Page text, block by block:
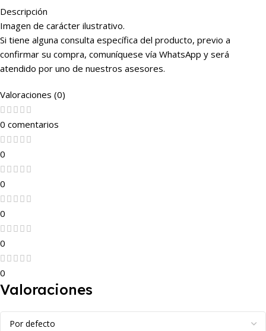
Descripción
Imagen de carácter ilustrativo.
Si tiene alguna consulta específica del producto, previo a
confirmar su compra, comuníquese vía WhatsApp y será
atendido por uno de nuestros asesores.
Valoraciones (0)
0 comentarios
0
0
0
0
0
Valoraciones